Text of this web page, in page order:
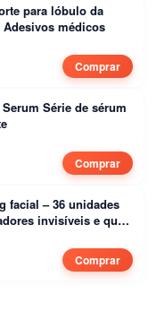
para lóbulo da
orelha para brincos Adesivos médicos
Comprar
Série de sérum
Comprar
facial – 36 unidades
invisíveis e que
Comprar